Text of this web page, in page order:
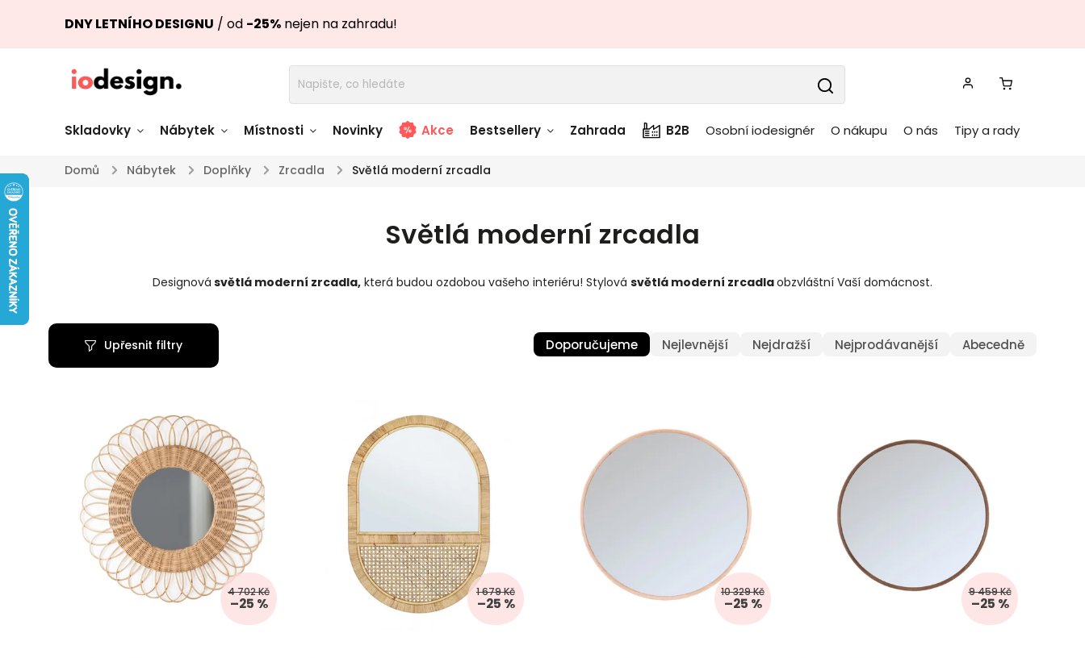
DNY LETNÍHO DESIGNU / od -25% nejen na zahradu!
Skladovky
Židle skladem
Úložné prostory
Zahradní nábytek
skladem
Světla skladem
Doplňky a
Nádobí skladem
Nábytek Místnosti Novinky Akce Bestsellery Zahrada B2B Osobní iodesignér O nákupu O nás Tipy a rady
Domů / Nábytek / Doplňky / Zrcadla / Světlá moderní zrcadla
Světlá moderní zrcadla
Designová světlá moderní zrcadla, která budou ozdobou vašeho interiéru! Stylová světlá moderní zrcadlaobzvláštní Vaší domácnost.
Doporučujeme Nejlevnější Nejdražší Nejprodávanější Abecedně
Upřesnit filtry
4 702 Kč
–25 %
1 679 Kč
–25 %
10 329 Kč
–25 %
9 459 Kč
–25 %